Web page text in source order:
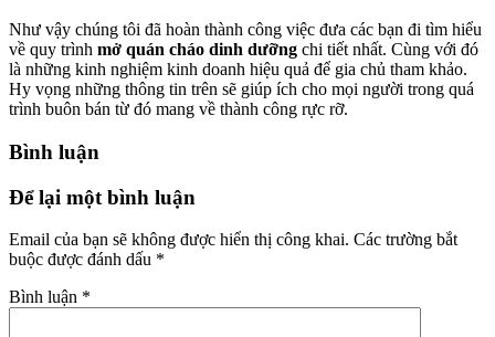
Như vậy chúng tôi đã hoàn thành công việc đưa các bạn đi tìm hiểu
về quy trình mở quán cháo dinh dưỡng chi tiết nhất. Cùng với đó
là những kinh nghiệm kinh doanh hiệu quả để gia chủ tham khảo.
Hy vọng những thông tin trên sẽ giúp ích cho mọi người trong quá
trình buôn bán từ đó mang về thành công rực rỡ.
Bình luận
Để lại một bình luận
Email của bạn sẽ không được hiển thị công khai. Các trường bắt
buộc được đánh dấu *
Bình luận *